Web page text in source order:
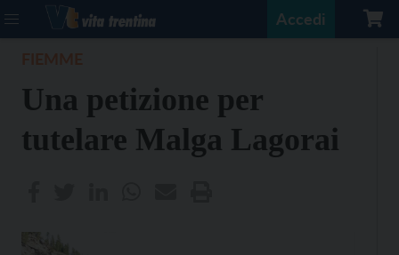
Accedi
Una petizione per
tutelare Malga Lagorai